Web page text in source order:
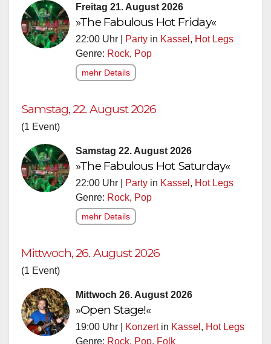
Freitag 21. August 2026
»The Fabulous Hot Friday«
22:00 Uhr | Party in Kassel , Hot Legs
Genre: Rock, Pop
mehr Details
Samstag, 22. August 2026
(1 Event)
Samstag 22. August 2026
»The Fabulous Hot Saturday«
22:00 Uhr | Party in Kassel , Hot Legs
Genre: Rock, Pop
mehr Details
Mittwoch, 26. August 2026
(1 Event)
Mittwoch 26. August 2026
»Open Stage!«
19:00 Uhr | Konzertin Kassel , Hot Legs
Genre: Rock, Pop, Folk